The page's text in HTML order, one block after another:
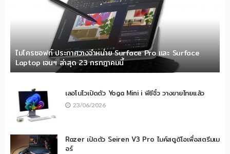
ไมโครซอฟท์ ประกาศวางจำหน่าย Surface Pro และ Surface
Laptop เจนฯ ล่าสุด 23 กรกฎาคมนี้
เลอโนโวเปิดตัว Yoga Mini i พีซีจิ๋ว วางขายไทยแล้ว
23/06/2026
Razer เปิดตัว Seiren V3 Pro ไมค์สตูดิโอเพื่อสตรีมเม
อร์